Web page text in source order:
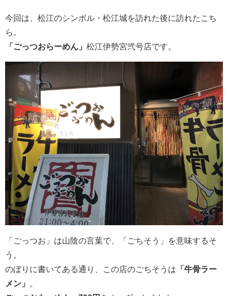
今回は、松江のシンボル・松江城を訪れた後に訪れたこち
ら。
「ごっつおらーめん」 松江伊勢宮弐号店です。
「ごっつお」は山陰の言葉で、「ごちそう」を意味するそ
う。
のぼりに書いてある通り、この店のごちそうは 「牛骨ラー
メン」